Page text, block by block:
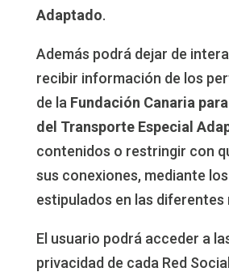
Adaptado.
Además podrá dejar de
recibir información de los
de la Fundación Canaria
del Transporte Especial
contenidos o restringir con
sus conexiones, mediante
estipulados en las diferentes
El usuario podrá acceder a
privacidad de cada Red